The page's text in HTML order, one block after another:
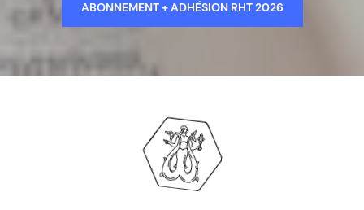
ABONNEMENT + ADHÉSION RHT 2026